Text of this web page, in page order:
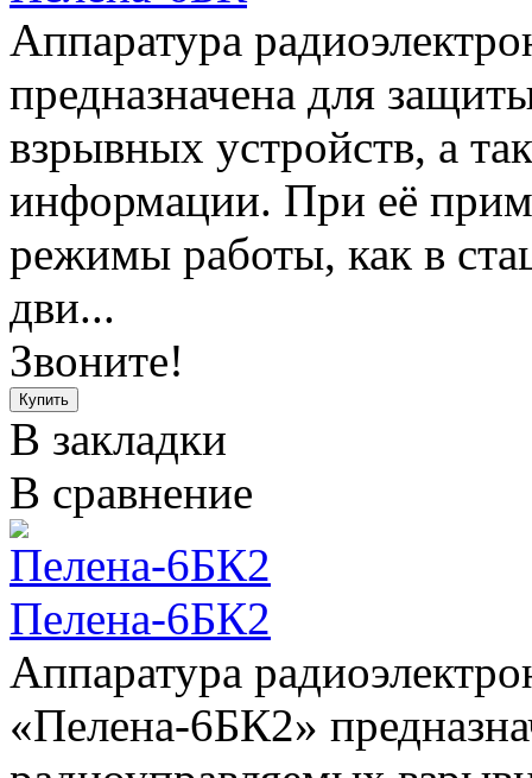
Аппаратура
предназначена для
взрывных устройств, а
информации. При её
режимы работы, как в
дви...
Звоните!
В закладки
В сравнение
Пелена-6БК2
Аппаратура
«Пелена-6БК2»